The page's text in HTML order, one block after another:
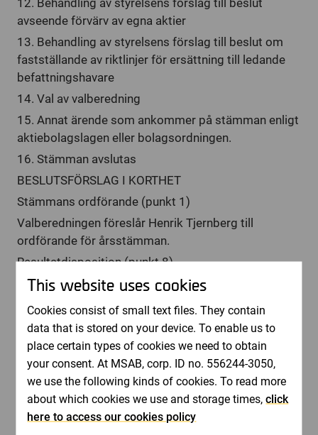
12. Behandling av styrelsens förslag till beslut
avseende förvärv av egna aktier
13. Behandling av styrelsens förslag till beslut om
fastställande av riktlinjer för ersättning till ledande
befattningshavare
14. Val av valberedning
15. Annat ärende som ankommer på stämman enligt
aktiebolagslagen eller bolagsordningen.
16. Stämman avslutas
BESLUTSFÖRSLAG I KORTHET
Stämmans ordförande (punkt 1)
Valberedningen föreslår Henrik Tjernberg till
ordförande för årsstämman.
Resultatdisposition (punkt 8)
Styrelsen föreslår årsstämman att disponera över
årsredovisningen. Vidare föreslås en kontant
utdelning om 65 öre per aktie och den 12 maj 2009
som avstämningsdag för utdelningen. Om stämman
beslutar i enlighet med detta förslag beräknas
utbetalning ske från Euroclear Sweden AB den 15
maj 2009.
This website uses cookies
Cookies consist of small text files. They contain
data that is stored on your device. To enable us to
place certain types of cookies we need to obtain
your consent. At MSAB, corp. ID no. 556244-3050,
we use the following kinds of cookies. To read more
about which cookies we use and storage times,click
here to access our cookies policy